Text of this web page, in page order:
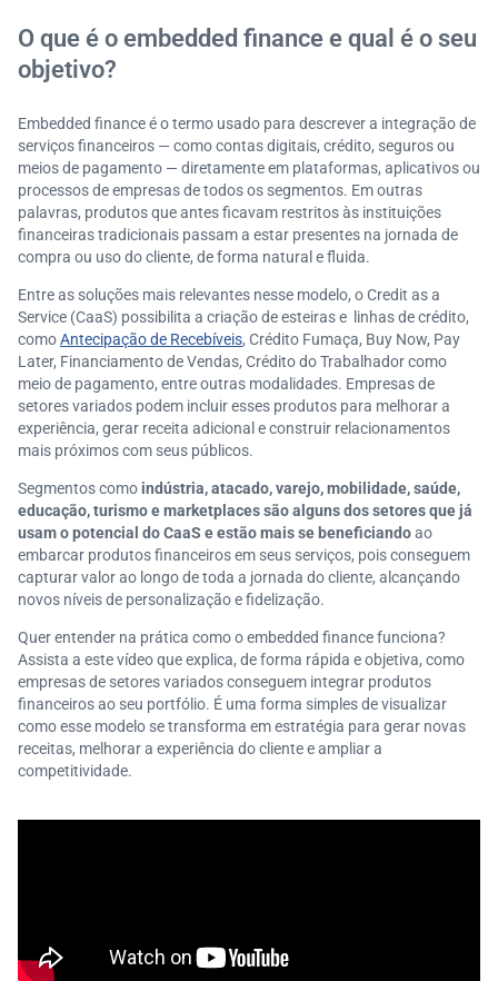
O que é o embedded finance e qual é o seu
objetivo?
Embedded finance é o termo usado para descrever a integração de
serviços financeiros — como contas digitais, crédito, seguros ou
meios de pagamento — diretamente em plataformas, aplicativos ou
processos de empresas de todos os segmentos. Em outras
palavras, produtos que antes ficavam restritos às instituições
financeiras tradicionais passam a estar presentes na jornada de
compra ou uso do cliente, de forma natural e fluida.
Entre as soluções mais relevantes nesse modelo, o Credit as a
Service (CaaS) possibilita a criação de esteiras e linhas de crédito,
comoAntecipação de Recebíveis, Crédito Fumaça, Buy Now, Pay
Later, Financiamento de Vendas, Crédito do Trabalhador como
meio de pagamento, entre outras modalidades. Empresas de
setores variados podem incluir esses produtos para melhorar a
experiência, gerar receita adicional e construir relacionamentos
mais próximos com seus públicos.
Segmentos como indústria, atacado,varejo, mobilidade, saúde,
educação, turismo e marketplaces são alguns dos setores que já
usam o potencial do CaaS e estão mais se beneficiandoao
embarcar produtos financeiros em seus serviços, pois conseguem
capturar valor ao longo de toda a jornada do cliente, alcançando
novos níveis de personalização e fidelização.
Quer entender na prática como o embedded finance funciona?
Assista a este vídeo que explica, de forma rápida e objetiva, como
empresas de setores variados conseguem integrar produtos
financeiros ao seu portfólio. É uma forma simples de visualizar
como esse modelo se transforma em estratégia para gerar novas
receitas, melhorar a experiência do cliente e ampliar a
competitividade.